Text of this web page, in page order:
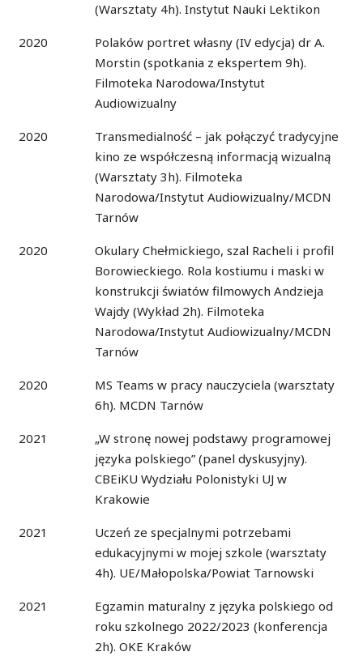
(Warsztaty 4h). Instytut Nauki Lektikon
2020
Polaków portret własny (IV edycja) dr A.
Morstin (spotkania z ekspertem 9h).
Filmoteka Narodowa/Instytut
Audiowizualny
2020
Transmedialność – jak połączyć tradycyjne
kino ze współczesną informacją wizualną
(Warsztaty 3h). Filmoteka
Narodowa/Instytut Audiowizualny/MCDN
Tarnów
2020
Okulary Chełmickiego, szal Racheli i profil
Borowieckiego. Rola kostiumu i maski w
konstrukcji światów filmowych Andzieja
Wajdy (Wykład 2h). Filmoteka
Narodowa/Instytut Audiowizualny/MCDN
Tarnów
2020
MS Teams w pracy nauczyciela (warsztaty
6h). MCDN Tarnów
2021
„W stronę nowej podstawy programowej
języka polskiego” (panel dyskusyjny).
CBEiKU Wydziału Polonistyki UJ w
Krakowie
2021
Uczeń ze specjalnymi potrzebami
edukacyjnymi w mojej szkole (warsztaty
4h). UE/Małopolska/Powiat Tarnowski
2021
Egzamin maturalny z języka polskiego od
roku szkolnego 2022/2023 (konferencja
2h). OKE Kraków